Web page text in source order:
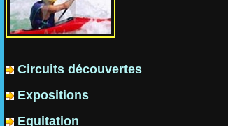
Circuits découvertes
Expositions
Equitation